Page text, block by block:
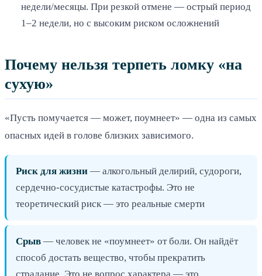
недели/месяцы. При резкой отмене — острый период
1–2 недели, но с высоким риском осложнений
Почему нельзя терпеть ломку «на
сухую»
«Пусть помучается — может, поумнеет» — одна из самых
опасных идей в голове близких зависимого.
Риск для жизни — алкогольный делирий, судороги,
сердечно-сосудистые катастрофы. Это не
теоретический риск — это реальные смерти
Срыв — человек не «поумнеет» от боли. Он найдёт
способ достать вещество, чтобы прекратить
страдание. Это не вопрос характера — это